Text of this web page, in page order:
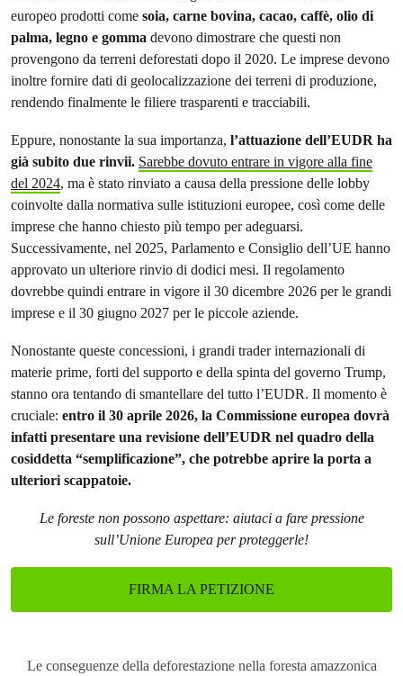
europeo prodotti come soia, carne bovina, cacao, caffè, olio di
palma, legno e gomma devono dimostrare che questi non
provengono da terreni deforestati dopo il 2020. Le imprese devono
inoltre fornire dati di geolocalizzazione dei terreni di produzione,
rendendo finalmente le filiere trasparenti e tracciabili.
Eppure, nonostante la sua importanza, l’attuazione dell’EUDR ha
già subito due rinvii. Sarebbe dovuto entrare in vigore alla fine
del 2024, ma è stato rinviato a causa della pressione delle lobby
coinvolte dalla normativa sulle istituzioni europee, così come delle
imprese che hanno chiesto più tempo per adeguarsi.
Successivamente, nel 2025, Parlamento e Consiglio dell’UE hanno
approvato un ulteriore rinvio di dodici mesi. Il regolamento
dovrebbe quindi entrare in vigore il 30 dicembre 2026 per le grandi
imprese e il 30 giugno 2027 per le piccole aziende.
Nonostante queste concessioni, i grandi trader internazionali di
materie prime, forti del supporto e della spinta del governo Trump,
stanno ora tentando di smantellare del tutto l’EUDR. Il momento è
cruciale: entro il 30 aprile 2026, la Commissione europea dovrà
infatti presentare una revisione dell’EUDR nel quadro della
cosiddetta “semplificazione”, che potrebbe aprire la porta a
ulteriori scappatoie.
Le foreste non possono aspettare: aiutaci a fare pressione
sull’Unione Europea per proteggerle!
FIRMA LA PETIZIONE
Le conseguenze della deforestazione nella foresta amazzonica